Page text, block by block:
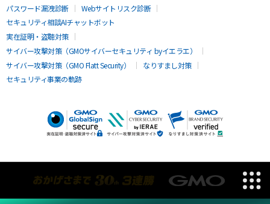
パスワード漏洩診断
Webサイトリスク診断
セキュリティ相談AIチャットボット
実在証明・盗聴対策
サイバー攻撃対策（GMOサイバーセキュリティ byイエラエ）
サイバー攻撃対策（GMO Flatt Security）
なりすまし対策
セキュリティ事業の軌跡